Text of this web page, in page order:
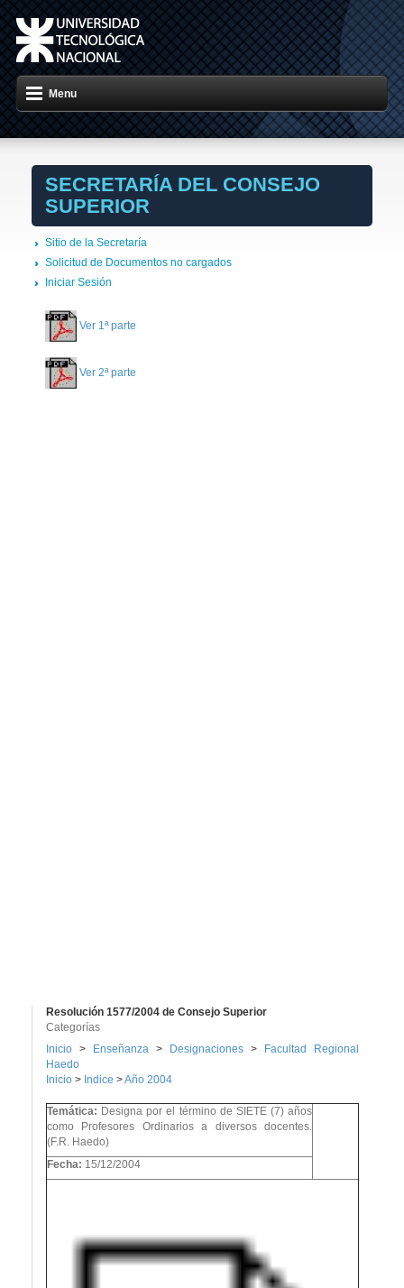
Menu
SECRETARÍA DEL CONSEJO
SUPERIOR
Sitio de la Secretaría
Solicitud de Documentos no cargados
Iniciar Sesión
Ver 1ª parte
Ver 2ª parte
Resolución 1577/2004 de Consejo Superior
Categorías
Inicio > Enseñanza > Designaciones >
Facultad Regional
Haedo
Inicio > Indice >Año 2004
Temática: Designa por el término de SIETE (7) años
como Profesores Ordinarios a diversos docentes.
(F.R. Haedo)
Fecha: 15/12/2004